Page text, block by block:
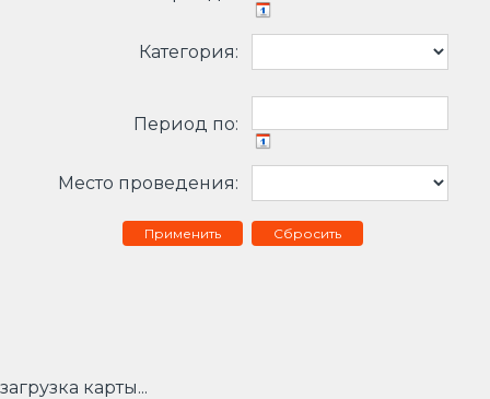
Категория:
Период по:
Место проведения:
Сбросить
загрузка карты...